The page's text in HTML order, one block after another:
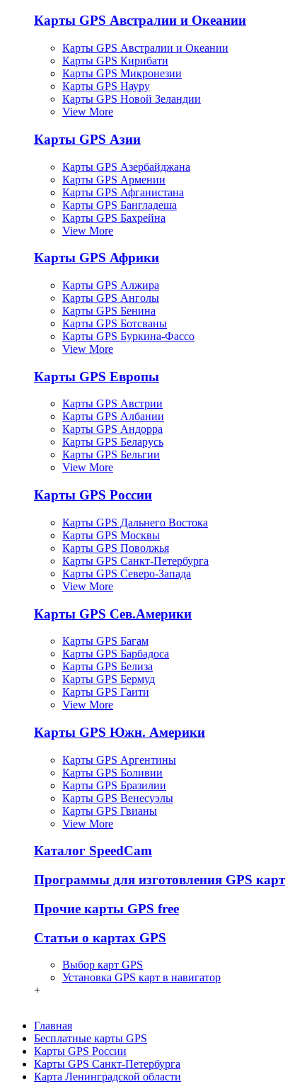
Карты GPS Австралии и Океании
Карты GPS Австралии и Океании
Карты GPS Кирибати
Карты GPS Микронезии
Карты GPS Науру
Карты GPS Новой Зеландии
View More
Карты GPS Азии
Карты GPS Азербайджана
Карты GPS Армении
Карты GPS Афганистана
Карты GPS Бангладеша
Карты GPS Бахрейна
View More
Карты GPS Африки
Карты GPS Алжира
Карты GPS Анголы
Карты GPS Бенина
Карты GPS Ботсваны
Карты GPS Буркина-Фассо
View More
Карты GPS Европы
Карты GPS Австрии
Карты GPS Албании
Карты GPS Андорра
Карты GPS Беларусь
Карты GPS Бельгии
View More
Карты GPS России
Карты GPS Дальнего Востока
Карты GPS Москвы
Карты GPS Поволжья
Карты GPS Санкт-Петербурга
Карты GPS Северо-Запада
View More
Карты GPS Сев.Америки
Карты GPS Багам
Карты GPS Барбадоса
Карты GPS Белиза
Карты GPS Бермуд
Карты GPS Гаити
View More
Карты GPS Южн. Америки
Карты GPS Аргентины
Карты GPS Боливии
Карты GPS Бразилии
Карты GPS Венесуэлы
Карты GPS Гвианы
View More
Каталог SpeedCam
Программы для изготовления GPS карт
Прочие карты GPS free
Статьи о картах GPS
Выбор карт GPS
Установка GPS карт в навигатор
+
Главная
Бесплатные карты GPS
Карты GPS России
Карты GPS Санкт-Петербурга
Карта Ленинградской области